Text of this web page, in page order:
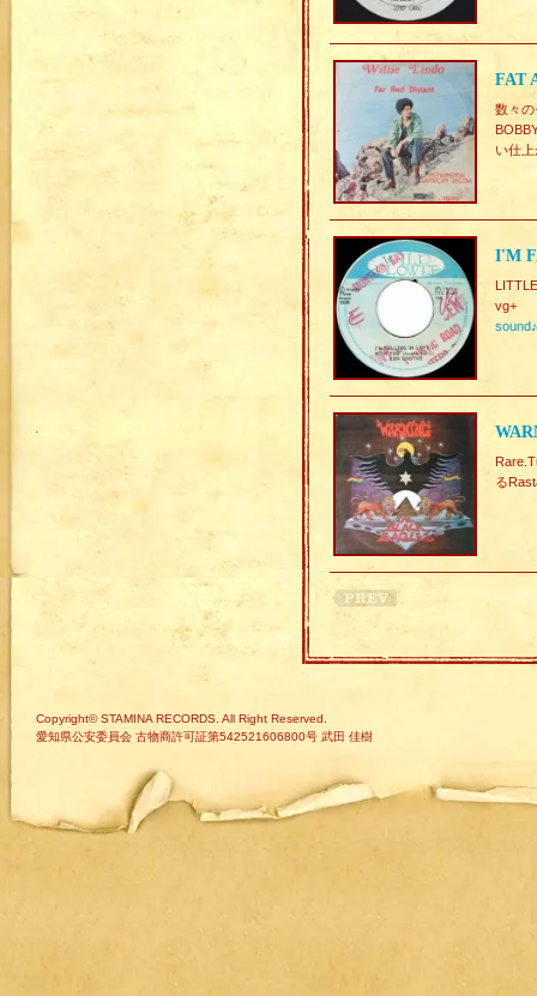
FAT
数々の
い仕
I'M
vg+
sound♪
る
Copyright© STAMINA RECORDS. All Right Reserved.
愛知県公安委員会 古物商許可証第542521606800号 武田 佳樹